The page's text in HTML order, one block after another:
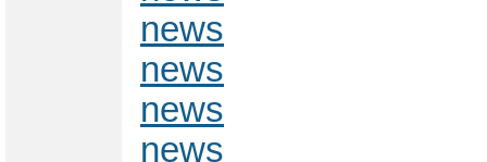
news
news
news
news